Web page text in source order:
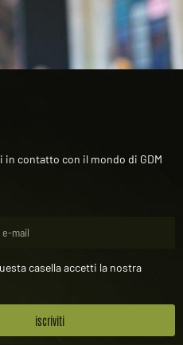
contatto con il mondo di GDM
casella accetti la nostra
iscriviti